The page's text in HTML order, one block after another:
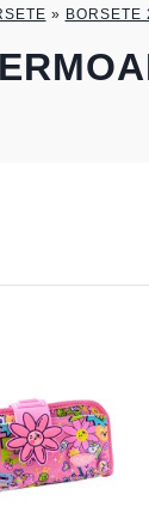
» BORSETE